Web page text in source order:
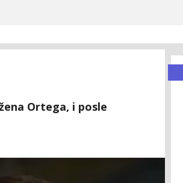
Ortega, i posle